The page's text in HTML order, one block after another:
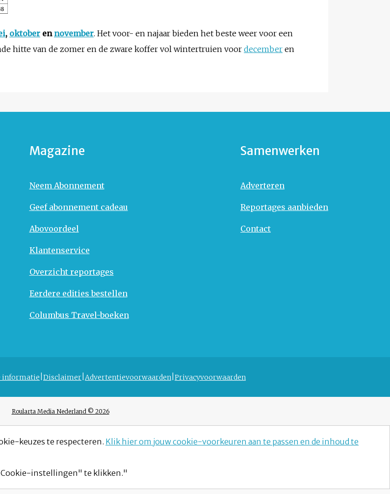
, oktober en november. Het voor- en najaar bieden het beste weer voor een
hitte van de zomer en de zware koffer vol wintertruien voor december en
Magazine
Neem Abonnement
Geef abonnement cadeau
Abovoordeel
Klantenservice
Overzicht reportages
Eerdere edities bestellen
Columbus Travel-boeken
Samenwerken
Adverteren
Reportages aanbieden
Contact
informatie Disclaimer Advertentievoorwaarden Privacyvoorwaarden
Roularta Media Nederland © 2026
keuzes te respecteren. Klik hier om jouw cookie-voorkeuren aan te passen en de inhoud te
"Cookie-instellingen" te klikken."